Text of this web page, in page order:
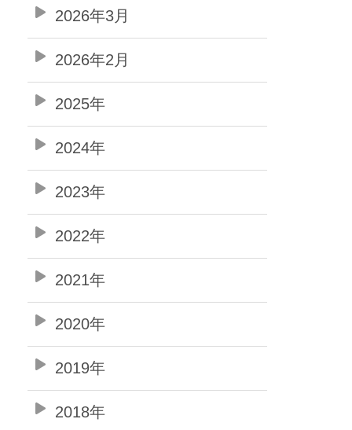
2026年3月
2026年2月
2025年
2024年
2023年
2022年
2021年
2020年
2019年
2018年